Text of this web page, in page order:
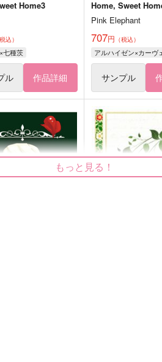
Home3
税込）
七種茨
ル 作品詳細
Home, Sweet
Pink Elephant
707円 （税込）
アルハイゼン×カーヴ
サンプル
もっと見る！